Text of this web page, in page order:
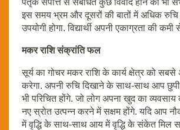
इस समय भ्रम और दूसरों की बातों में अधिक
उपयोगी होगा. विद्यार्थी अपनी एकाग्रता की
मकर राशि संक्रांति फल
सूर्य का गोचर मकर राशि के कार्य क्षेत्र को सबसे
करेगा. अपनी रुचि दिखाने के साथ-साथ आप
भी परिचित होंगे. जो लोग अपना खुद का
नए स्रोत उत्पन्न करने में सक्षम होंगे. यदि आप
में वृद्धि के साथ-साथ आय में वृद्धि के संकेत मिल